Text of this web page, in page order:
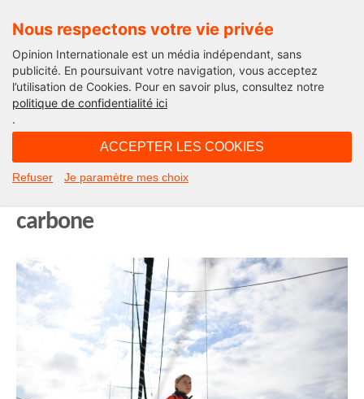
Nous respectons votre vie privée
Opinion Internationale est un média indépendant, sans
publicité. En poursuivant votre navigation, vous acceptez
l’utilisation de Cookies. Pour en savoir plus, consultez notre
politique de confidentialité ici
.
ACCEPTER LES COOKIES
Refuser Je paramètre mes choix
Actualité
Greta Thunberg met le cap sur
carbone